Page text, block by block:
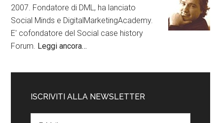
2007. Fondatore di DML, ha lanciato
Social Minds e DigitalMarketingAcademy.
E' cofondatore del Social case history
Forum. Leggi ancora…
ISCRIVITI ALLA NEWSLETTER